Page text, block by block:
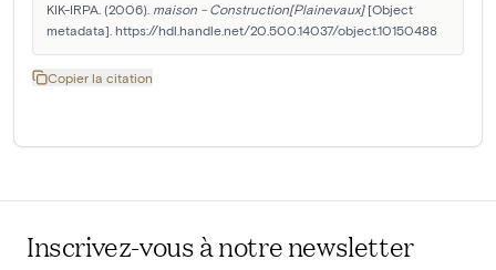
KIK-IRPA. (2006). maison - Construction[Plainevaux] [Object
metadata]. https://hdl.handle.net/20.500.14037/object.10150488
Copier la citation
Inscrivez-vous à notre newsletter